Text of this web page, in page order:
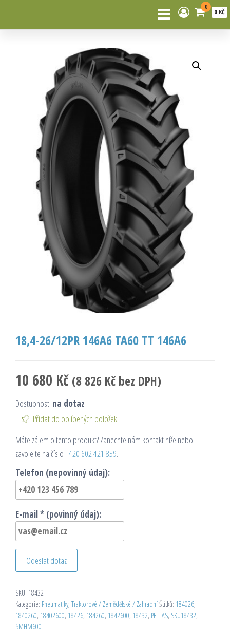
0
0 KČ
18,4-26/12PR 146A6 TA60 TT 146A6
10 680 Kč (8 826 Kč bez DPH)
Dostupnost: na dotaz
Přidat do oblíbených položek
Máte zájem o tento produkt? Zanechte nám kontakt níže nebo
zavolejte na číslo+420 602 421 859.
Telefon (nepovinný údaj):
E-mail * (povinný údaj):
Odeslat dotaz
SKU: 18432
Kategorie: Pneumatiky, Traktorové / Zemědělské / ZahradníŠtítků: 184026,
1840260, 18402600, 18426, 184260, 1842600, 18432, PETLAS, SKU18432,
SMHM600